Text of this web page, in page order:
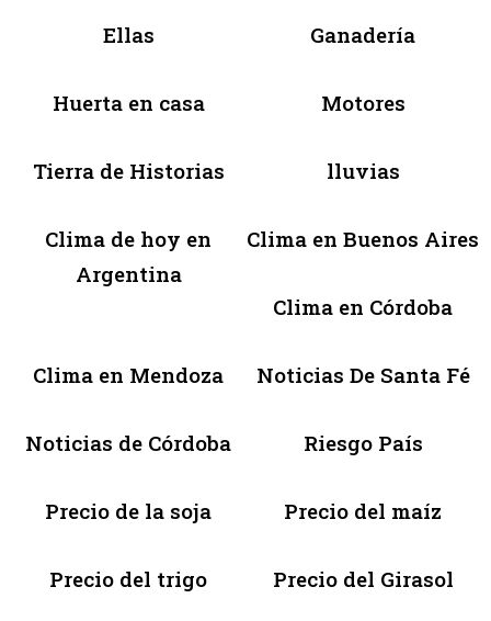
Ellas Ganadería
Huerta en casa Motores
Tierra de Historias lluvias
Clima de hoy en
Argentina
Clima en Buenos Aires
Clima en Córdoba
Clima en Mendoza Noticias De Santa Fé
Noticias de Córdoba Riesgo País
Precio de la soja Precio del maíz
Precio del trigo Precio del Girasol